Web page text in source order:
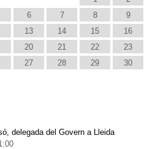
6 7 8
9
13 14 15
16
20 21 22
23
27 28 29
30
delegada del Govern a Lleida